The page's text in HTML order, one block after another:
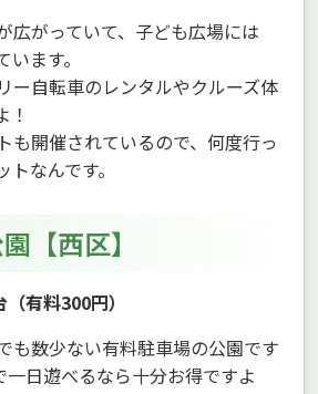
広がっていて、子ども広場には
ます。
ー自転車のレンタルやクルーズ体
も開催されているので、何度行っ
なんです。
【西区】
有料300円）
も数少ない有料駐車場の公園です
日遊べるなら十分お得ですよ